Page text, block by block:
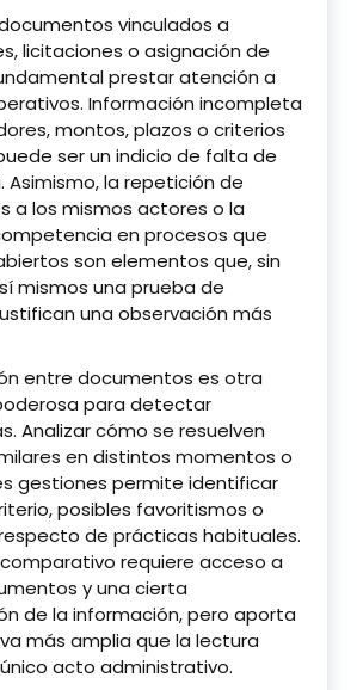
vinculados a
licitaciones o asignación de
prestar atención a
Información incompleta
montos, plazos o criterios
ser un indicio de falta de
Asimismo, la repetición de
a los mismos actores o la
en procesos que
son elementos que, sin
mismos una prueba de
una observación más
entre documentos es otra
para detectar
Analizar cómo se resuelven
en distintos momentos o
gestiones permite identificar
posibles favoritismos o
de prácticas habituales.
requiere acceso a
y una cierta
de la información, pero aporta
más amplia que la lectura
acto administrativo.